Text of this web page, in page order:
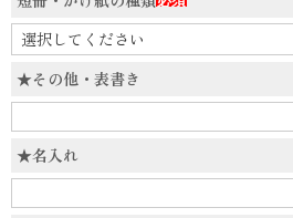
(必
★その他・表書き
★名入れ